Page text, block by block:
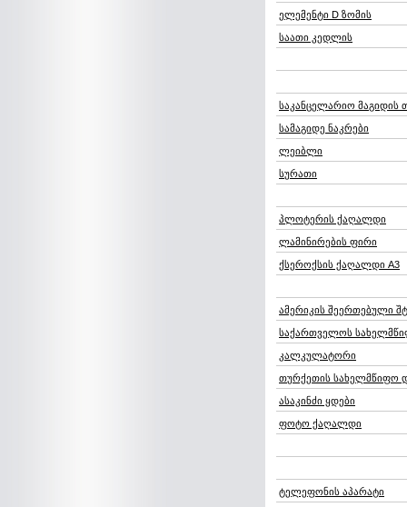
ელემენტი D ზომის
საათი კედლის
საკანცელარიო მაგიდის
სამაგიდე ნაკრები
ლეიბლი
სურათი
პლოტერის ქაღალდი
ლამინირების ფირი
ქსეროქსის ქაღალდი A3
ამერიკის შეერთებული
საქართველოს
კალკულატორი
თურქეთის სახელმწიფო
ასაკინძი ყდები
ფოტო ქაღალდი
ტელეფონის აპარატი